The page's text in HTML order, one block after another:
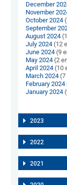
December
November
October 2024
September
August 2024
July 2024 (12
June 2024 (9
May 2024 (2
April 2024 (10
March 2024
February 2024
January 2024
2023
2022
2021